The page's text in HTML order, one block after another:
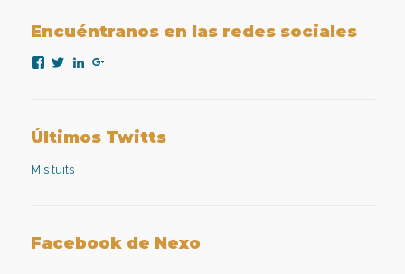
Encuéntranos en las redes sociales
Ver
Facebook
Ver
Twitter
Ver
aplicadaGoogle+
Últimos Twitts
Mis tuits
Facebook de Nexo